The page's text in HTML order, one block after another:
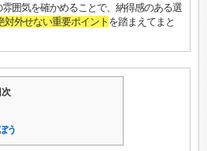
囲気を確かめることで、納得感のある選
対外せない重要ポイント を踏まえてまと
次
う